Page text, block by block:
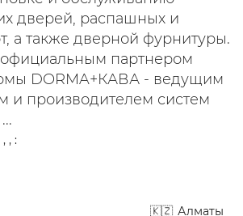
дверей, распашных и
а также дверной фурнитуры.
партнером
DORMA+КАВА - ведущим
и производителем систем
, :
Алматы